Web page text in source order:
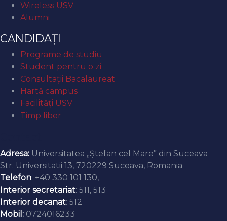
Wireless USV
Alumni
CANDIDAȚI
Programe de studiu
Student pentru o zi
Consultații Bacalaureat
Hartă campus
Facilități USV
Timp liber
Adresa: Universitatea „Ștefan cel Mare” din Suceava
Str. Universitatii 13, 720229 Suceava, Romania
Telefon: +40 330 101 130,
Interior secretariat: 511, 513
Interior decanat: 512
Mobil: 0724016233